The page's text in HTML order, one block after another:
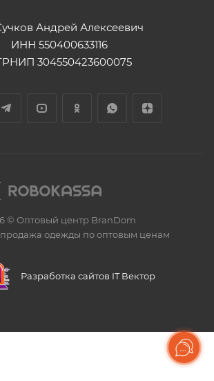
Андрей Алексеевич
ИНН 550400633116
304550423600075
© Оптовый центр BranDom
одежды по оптовым ценам
Разработка сайтов IT Вектор